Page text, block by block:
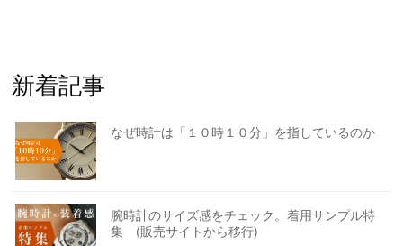
新着記事
なぜ時計は「１０時１０分」を指しているのか
腕時計のサイズ感をチェック。着用サンプル特
集 (販売サイトから移行)